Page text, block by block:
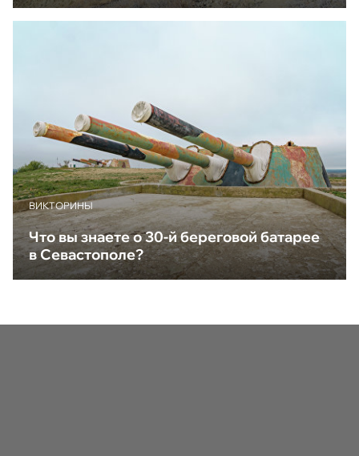
ВИКТОРИНЫ
Что вы знаете о 30-й береговой батарее
в Севастополе?